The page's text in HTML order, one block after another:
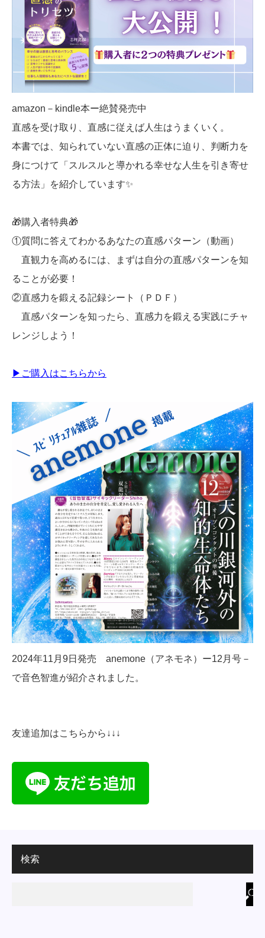
amazon－kindle本ー絶賛発売中
直感を受け取り、直感に従えば人生はうまくいく。
本書では、知られていない直感の正体に迫り、判断力を
身につけて「スルスルと導かれる幸せな人生を引き寄せ
る方法」を紹介しています✨
🎁購入者特典🎁
①質問に答えてわかるあなたの直感パターン（動画）
直観力を高めるには、まずは自分の直感パターンを知
ることが必要！
②直感力を鍛える記録シート（ＰＤＦ）
直感パターンを知ったら、直感力を鍛える実践にチャ
レンジしよう！
▶ご購入はこちらから
2024年11月9日発売 anemone（アネモネ）ー12月号－
で音色智進が紹介されました。
友達追加はこちらから↓↓↓
検索